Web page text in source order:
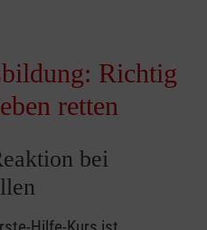
Richtig
retten
bei